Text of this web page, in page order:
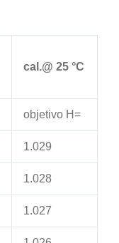
cal.@ 25 °C
objetivo H=
1.029
1.028
1.027